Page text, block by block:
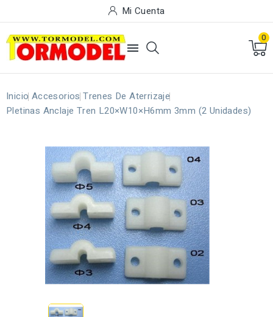
Mi Cuenta

0
Inicio Accesorios Trenes De Aterrizaje
Pletinas Anclaje Tren L20×W10×H6mm 3mm (2 Unidades)